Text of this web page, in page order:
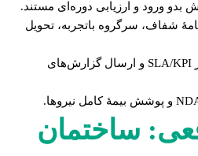
بدو ورود و ارزیابی دوره‌ای مستند.
شفاف، سرگروه باتجربه، تحویل
توافق بر SLA/KPI و ارسال گزارش‌های
ساختمان